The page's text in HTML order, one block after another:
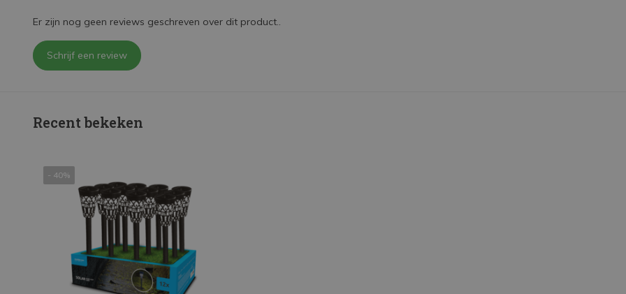
Er zijn nog geen reviews geschreven over dit product..
Schrijf een review
Recent bekeken
- 40%